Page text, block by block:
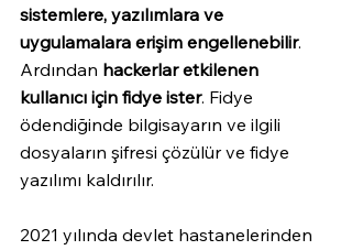
sistemlere, yazılımlara ve
uygulamalara erişim engellenebilir.
Ardından hackerlar etkilenen
kullanıcı için fidye ister. Fidye
ödendiğinde bilgisayarın ve ilgili
dosyaların şifresi çözülür ve fidye
yazılımı kaldırılır.
2021 yılında devlet hastanelerinden